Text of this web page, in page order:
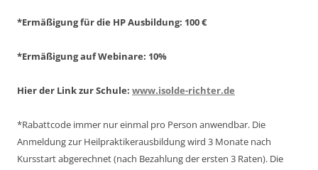
*Ermäßigung für die HP Ausbildung: 100 €
*Ermäßigung auf Webinare: 10%
Hier der Link zur Schule: www.isolde-richter.de
*Rabattcode immer nur einmal pro Person anwendbar. Die
Anmeldung zur Heilpraktikerausbildung wird 3 Monate nach
Kursstart abgerechnet(nach Bezahlung der ersten 3 Raten). Die